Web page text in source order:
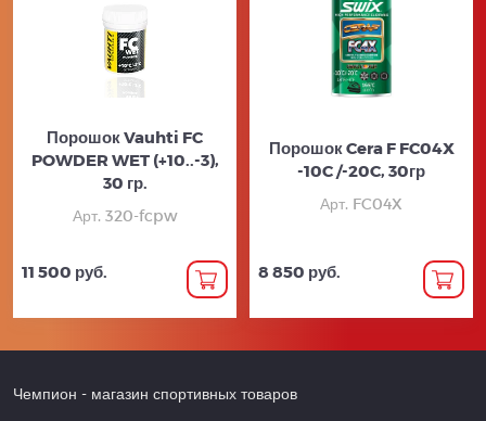
Порошок Vauhti FC
POWDER WET (+10..-3),
30 гр.
Арт. 320-fcpw
11 500 руб.
Порошок Cera F FC04X
-10C /-20C, 30гр
Арт. FC04X
8 850 руб.
Чемпион - магазин спортивных товаров